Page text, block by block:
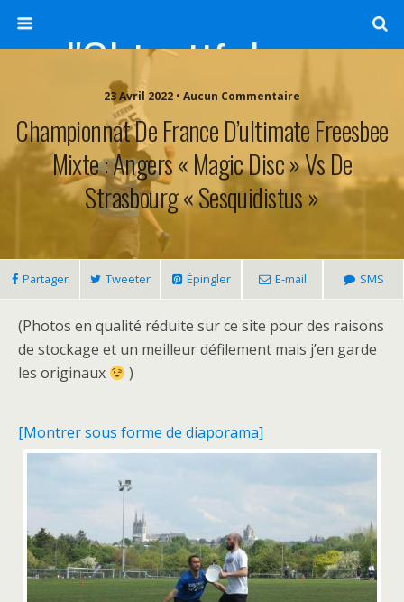
l'Objectif de Clairette
23 Avril 2022 • Aucun Commentaire
Championnat De France D’ultimate Freesbee
Mixte : Angers « Magic Disc » Vs De
Strasbourg « Sesquidistus »
Partager Tweeter Épingler E-mail SMS
(Photos en qualité réduite sur ce site pour des raisons
de stockage et un meilleur défilement mais j’en garde
les originaux
)
[Montrer sous forme de diaporama]